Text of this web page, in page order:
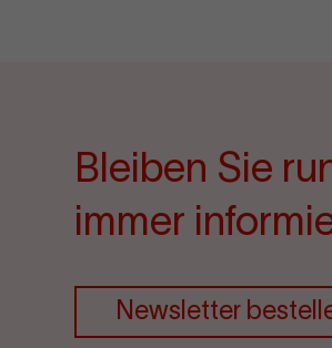
Bleiben Sie
immer
Newsletter